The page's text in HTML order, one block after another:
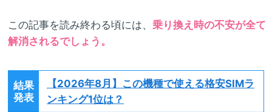
この記事を読み終わる頃には、 乗り換え時の不安が全て
解消されるでしょう。
結果
発表
【2026年8月】 この機種で使える格安SIMラ
ンキング1位は？